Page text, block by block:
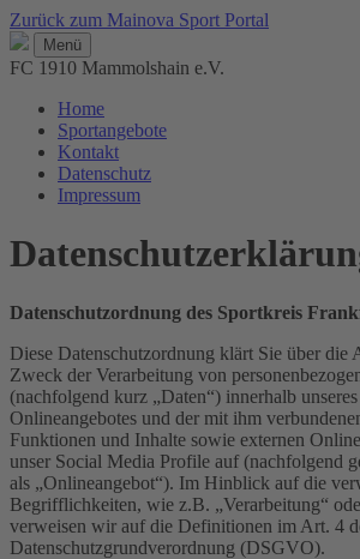
Zurück zum Mainova Sport Portal
Menü
FC 1910 Mammolshain e.V.
Home
Sportangebote
Kontakt
Datenschutz
Impressum
Datenschutzordnung des Sportkreis
Diese Datenschutzordnung klärt Sie über die
Zweck der Verarbeitung von
(nachfolgend kurz „Daten“) innerhalb
Onlineangebotes und der mit ihm
Funktionen und Inhalte sowie externen
unser Social Media Profile auf (nachfolgend
als „Onlineangebot“). Im Hinblick auf die
Begrifflichkeiten, wie z.B. „Verarbeitung“
verweisen wir auf die Definitionen im Art. 4
Datenschutzgrundverordnung (DSGVO).